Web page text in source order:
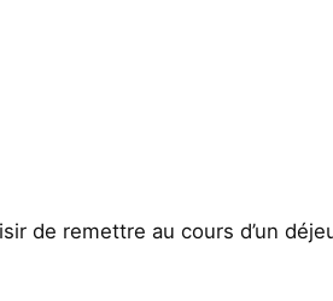
de remettre au cours d’un